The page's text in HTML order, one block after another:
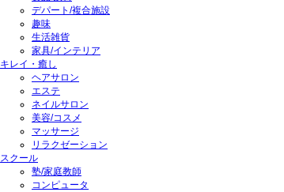
デパート/複合施設
趣味
生活雑貨
家具/インテリア
キレイ・癒し
ヘアサロン
エステ
ネイルサロン
美容/コスメ
マッサージ
リラクゼーション
スクール
塾/家庭教師
コンピュータ